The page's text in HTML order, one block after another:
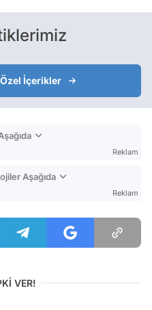
İçerikler
Reklam
Aşağıda
Reklam
VER!